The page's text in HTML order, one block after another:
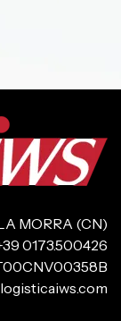
MORRA (CN)
0173.500426